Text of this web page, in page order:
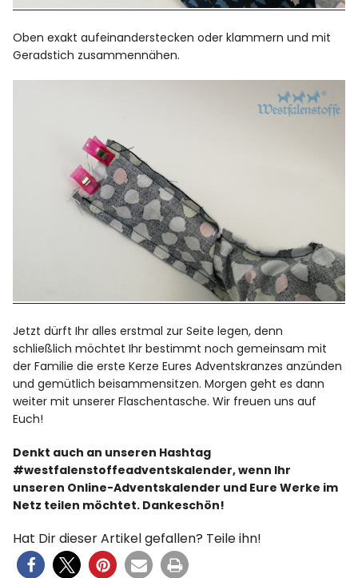
Oben exakt aufeinanderstecken oder klammern und mit
Geradstich zusammennähen.
Jetzt dürft Ihr alles erstmal zur Seite legen, denn
schließlich möchtet Ihr bestimmt noch gemeinsam mit
der Familie die erste Kerze Eures Adventskranzes anzünden
und gemütlich beisammensitzen. Morgen geht es dann
weiter mit unserer Flaschentasche. Wir freuen uns auf
Euch!
Denkt auch an unseren Hashtag
#westfalenstoffeadventskalender, wenn Ihr
unseren Online-Adventskalender und Eure Werke im
Netz teilen möchtet. Dankeschön!
Hat Dir dieser Artikel gefallen? Teile ihn!